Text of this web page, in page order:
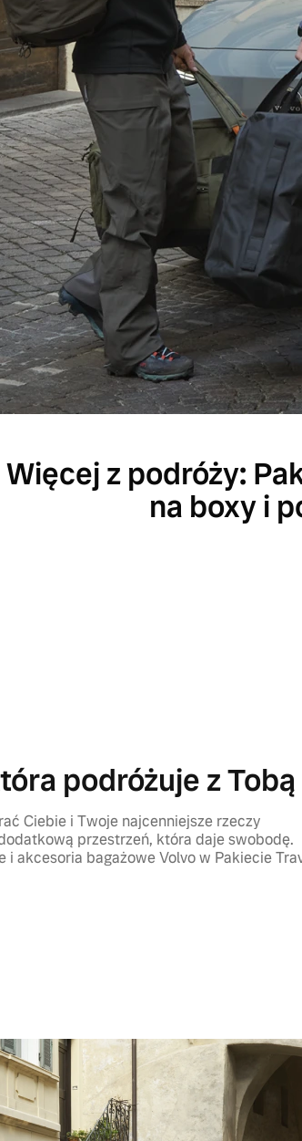
Więcej z podróży:
na boxy i
podróżuje z Tobą
Ciebie i Twoje najcenniejsze rzeczy
przestrzeń, która daje swobodę.
akcesoria bagażowe Volvo w Pakiecie